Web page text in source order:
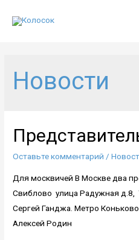
Новости
Оставьте комментарий /
Для москвичей В Москве два
Свиблово улица Радужная д.8,
Сергей Ганджа. Метро
Алексей Родин